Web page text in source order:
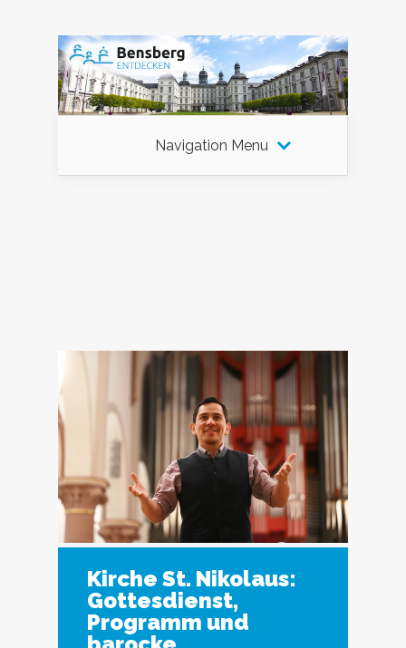
Navigation Menu
Kirche St. Nikolaus:
Gottesdienst,
Programm und